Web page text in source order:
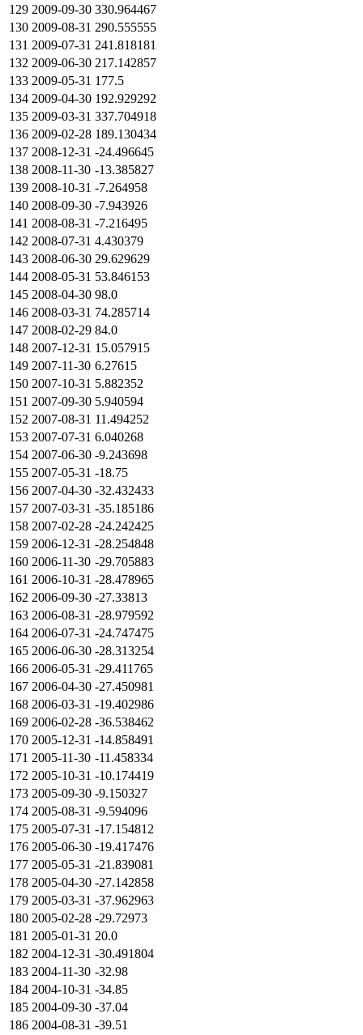
129 2009-09-30 330.964467
130 2009-08-31 290.555555
131 2009-07-31 241.818181
132 2009-06-30 217.142857
133 2009-05-31 177.5
134 2009-04-30 192.929292
135 2009-03-31 337.704918
136 2009-02-28 189.130434
137 2008-12-31 -24.496645
138 2008-11-30 -13.385827
139 2008-10-31 -7.264958
140 2008-09-30 -7.943926
141 2008-08-31 -7.216495
142 2008-07-31 4.430379
143 2008-06-30 29.629629
144 2008-05-31 53.846153
145 2008-04-30 98.0
146 2008-03-31 74.285714
147 2008-02-29 84.0
148 2007-12-31 15.057915
149 2007-11-30 6.27615
150 2007-10-31 5.882352
151 2007-09-30 5.940594
152 2007-08-31 11.494252
153 2007-07-31 6.040268
154 2007-06-30 -9.243698
155 2007-05-31 -18.75
156 2007-04-30 -32.432433
157 2007-03-31 -35.185186
158 2007-02-28 -24.242425
159 2006-12-31 -28.254848
160 2006-11-30 -29.705883
161 2006-10-31 -28.478965
162 2006-09-30 -27.33813
163 2006-08-31 -28.979592
164 2006-07-31 -24.747475
165 2006-06-30 -28.313254
166 2006-05-31 -29.411765
167 2006-04-30 -27.450981
168 2006-03-31 -19.402986
169 2006-02-28 -36.538462
170 2005-12-31 -14.858491
171 2005-11-30 -11.458334
172 2005-10-31 -10.174419
173 2005-09-30 -9.150327
174 2005-08-31 -9.594096
175 2005-07-31 -17.154812
176 2005-06-30 -19.417476
177 2005-05-31 -21.839081
178 2005-04-30 -27.142858
179 2005-03-31 -37.962963
180 2005-02-28 -29.72973
181 2005-01-31 20.0
182 2004-12-31 -30.491804
183 2004-11-30 -32.98
184 2004-10-31 -34.85
185 2004-09-30 -37.04
186 2004-08-31 -39.51